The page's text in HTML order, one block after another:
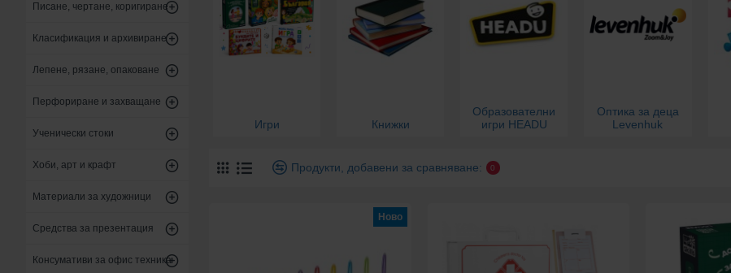
Писане, чертане, коригиране
Класификация и архивиране
Лепене, рязане, опаковане
Перфориране и захващане
Ученически стоки
Хоби, арт и крафт
Материали за художници
Средства за презентация
Консумативи за офис техника
Игри Книжки
Образователни
игри HEADU
Оптика за деца
Levenhuk
Продукти, добавени за сравняване: 0
Ново